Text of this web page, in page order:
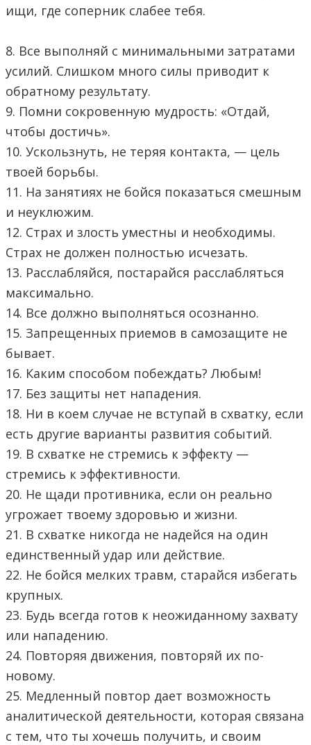
ищи, где соперник слабее тебя.
8. Все выполняй с минимальными затратами
усилий. Слишком много силы приводит к
обратному результату.
9. Помни сокровенную мудрость: «Отдай,
чтобы достичь».
10. Ускользнуть, не теряя контакта, — цель
твоей борьбы.
11. На занятиях не бойся показаться смешным
и неуклюжим.
12. Страх и злость уместны и необходимы.
Страх не должен полностью исчезать.
13. Расслабляйся, постарайся расслабляться
максимально.
14. Все должно выполняться осознанно.
15. Запрещенных приемов в самозащите не
бывает.
16. Каким способом побеждать? Любым!
17. Без защиты нет нападения.
18. Ни в коем случае не вступай в схватку, если
есть другие варианты развития событий.
19. В схватке не стремись к эффекту —
стремись к эффективности.
20. Не щади противника, если он реально
угрожает твоему здоровью и жизни.
21. В схватке никогда не надейся на один
единственный удар или действие.
22. Не бойся мелких травм, старайся избегать
крупных.
23. Будь всегда готов к неожиданному захвату
или нападению.
24. Повторяя движения, повторяй их по-
новому.
25. Медленный повтор дает возможность
аналитической деятельности, которая связана
с тем, что ты хочешь получить, и своим